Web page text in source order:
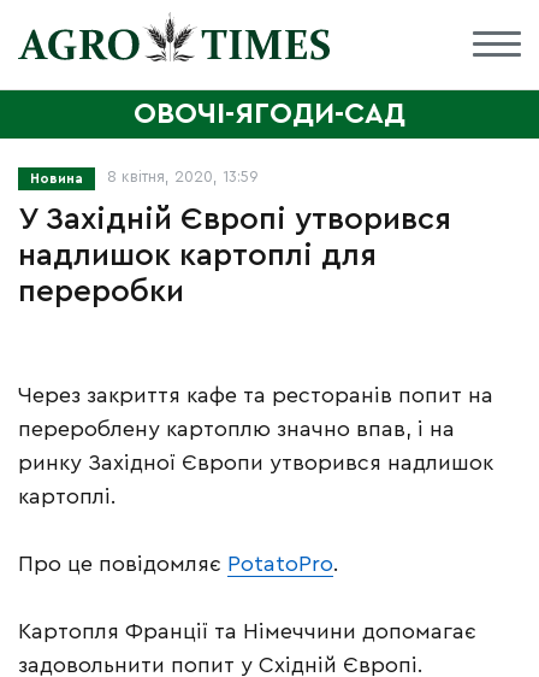
ОВОЧІ-ЯГОДИ-САД
Новина 8 квітня, 2020, 13:59
У Західній Європі утворився
надлишок картоплі для
переробки
Через закриття кафе та ресторанів попит на
перероблену картоплю значно впав, і на
ринку Західної Європи утворився надлишок
картоплі.
Про це повідомляє PotatoPro.
Картопля Франції та Німеччини допомагає
задовольнити попит у Східній Європі.